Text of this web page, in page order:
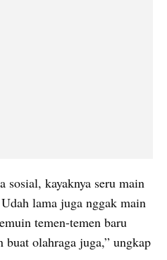
sosial, kayaknya seru main
lama juga nggak main
temen-temen baru
buat olahraga juga,” ungkap